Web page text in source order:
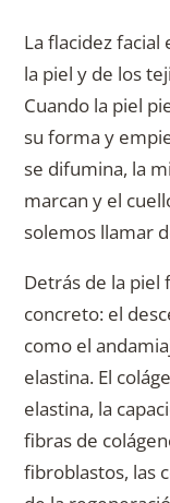
La flacidez
la piel y de los
Cuando la piel
su forma y
se difumina, la
marcan y el
solemos llamar
Detrás de la piel
concreto: el
como el
elastina. El
elastina, la
fibras de
fibroblastos, las